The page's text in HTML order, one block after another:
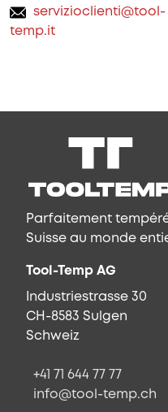
servizioclienti@tool-
temp.it
Parfaitement
Suisse au monde
Tool-Temp AG
Industriestrasse 30
CH-8583 Sulgen
Schweiz
+41 71 644 77 77
info@tool-temp.ch